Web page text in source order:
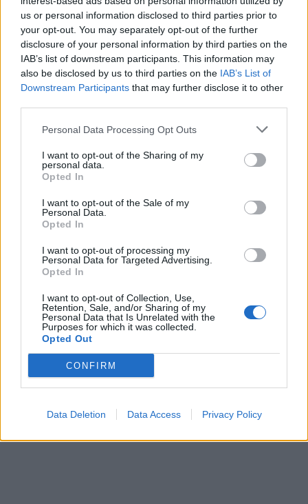
us or personal information disclosed to third parties prior to
your opt-out. You may separately opt-out of the further
disclosure of your personal information by third parties on the
IAB’s list of downstream participants. This information may
also be disclosed by us to third parties on the IAB’s List of
Downstream Participants that may further disclose it to other
Personal Data Processing Opt Outs
I want to opt-out of the Sharing of my
personal data.
Opted In
I want to opt-out of the Sale of my
Personal Data.
Opted In
I want to opt-out of processing my
Personal Data for Targeted Advertising.
Opted In
I want to opt-out of Collection, Use,
Retention, Sale, and/or Sharing of my
Personal Data that Is Unrelated with the
Purposes for which it was collected.
Opted Out
CONFIRM
Data Deletion Data Access Privacy Policy
světovým astrofotografem
i bleší trhy
SOUVISEJÍCÍ ČLÁNKY
Zpravodajství
Většina koupališť na Příbramsku nabízí
výborné podmínky. Horší voda je jen na
Živohošti
Zpravodajství
Příbram modernizuje parkovací automaty.
Přibudou i tři nové poblíž Svaté Hory
Středočeský kraj upravil pravidla soutěže.
Obce nově získají body i za předcházení